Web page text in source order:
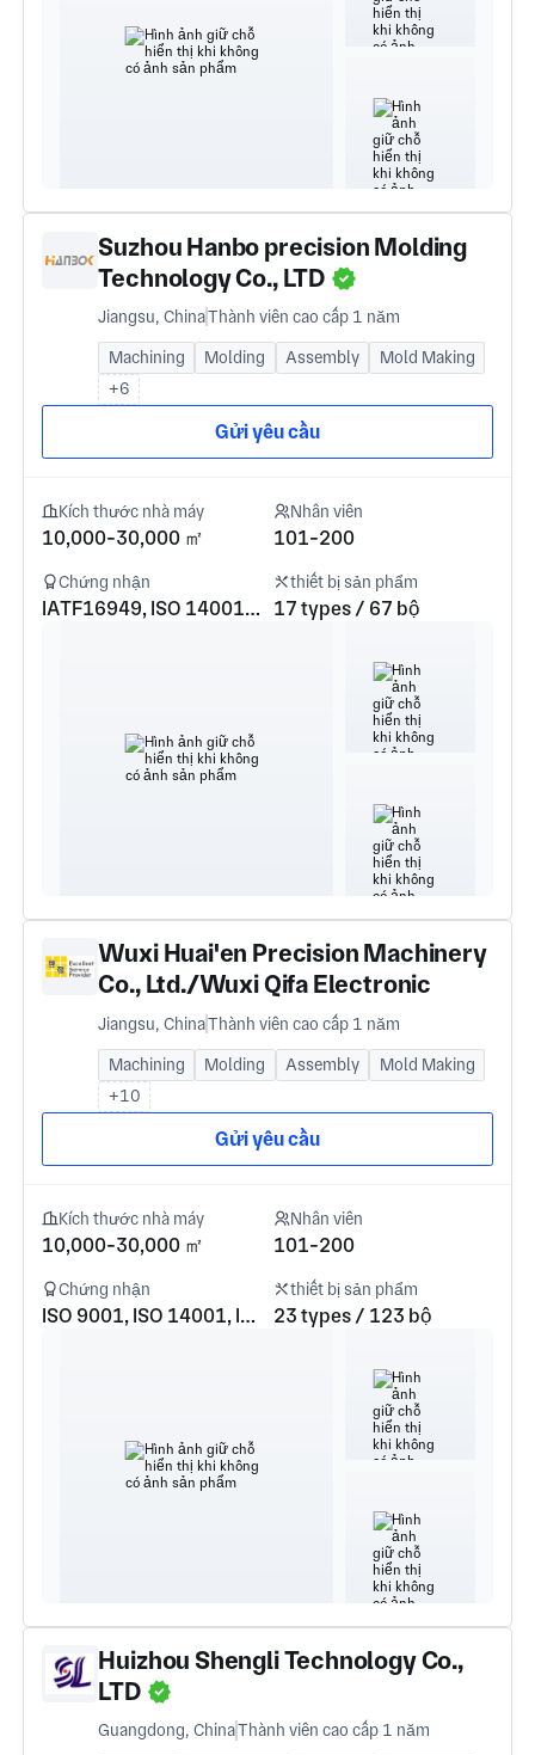
Suzhou Hanbo precision Molding
Technology Co., LTD
Jiangsu, ChinaThành viên cao cấp 1 năm
Machining Molding Assembly
Mold Making
+6
Gửi yêu cầu
Kích thước nhà máy
10,000-30,000 ㎡
Nhân viên
101-200
Chứng nhận
IATF16949, ISO 14001, ISO 9001, ISO 45001, ISO 13485
thiết bị sản phẩm
17 types / 67 bộ
Wuxi Huai'en Precision Machinery
Co., Ltd./Wuxi Qifa Electronic
Technology Co., Ltd./Wuxi Qifa
Technology Development Co., Ltd.
Jiangsu, ChinaThành viên cao cấp 1 năm
Machining Molding Assembly
Mold Making
+10
Gửi yêu cầu
Kích thước nhà máy
10,000-30,000 ㎡
Nhân viên
101-200
Chứng nhận
ISO 9001, ISO 14001, ISO 45001
thiết bị sản phẩm
23 types / 123 bộ
Huizhou Shengli Technology Co.,
LTD
Guangdong, ChinaThành viên cao cấp 1 năm